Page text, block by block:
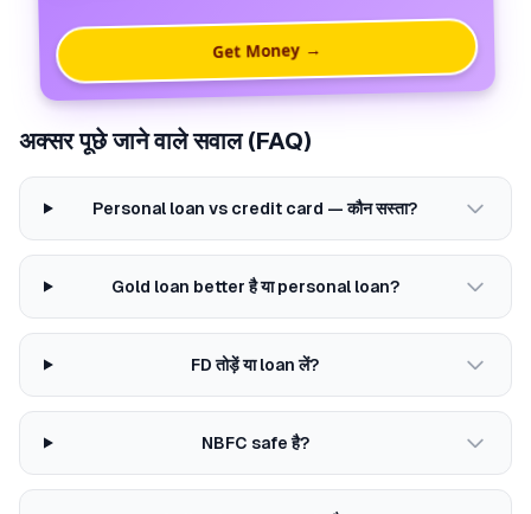
Get Money →
अक्सर पूछे जाने वाले सवाल (FAQ)
Personal loan vs credit card — कौन सस्ता?
Gold loan better है या personal loan?
FD तोड़ें या loan लें?
NBFC safe है?